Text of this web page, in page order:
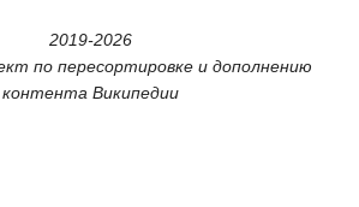
2019-2026
по пересортировке и дополнению
контента Википедии